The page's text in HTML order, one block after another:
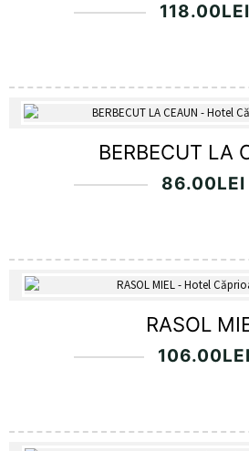
118.00LEI
BERBECUT LA
86.00LEI
RASOL
106.00LEI